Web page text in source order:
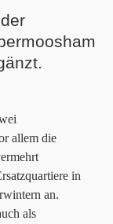
allem die
in
an.
als